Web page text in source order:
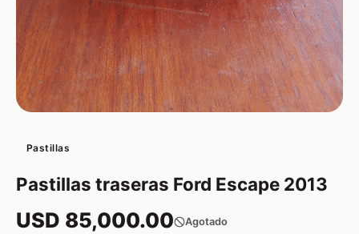
Pastillas
Pastillas traseras Ford Escape 2013
USD 85,000.00 Agotado